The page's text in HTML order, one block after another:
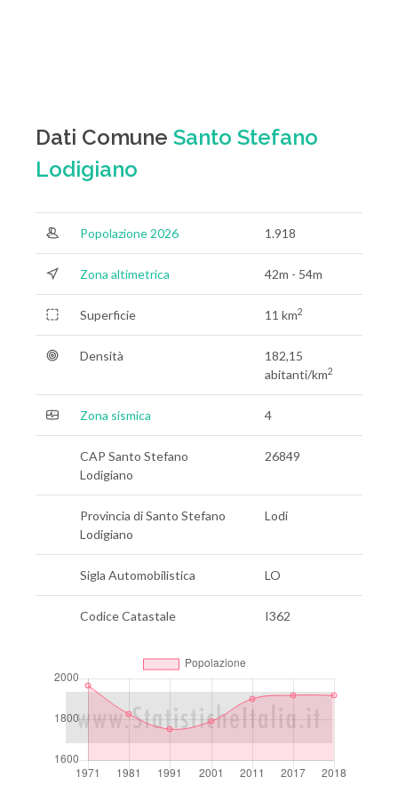
Dati Comune Santo Stefano
Lodigiano
Popolazione 2026 1.918
Zona altimetrica 42m - 54m
Superficie 11 km2
Densità
182,15
abitanti/km2
Zona sismica 4
CAP Santo Stefano
Lodigiano
26849
Provincia di Santo Stefano
Lodigiano
Lodi
Sigla Automobilistica LO
Codice Catastale I362